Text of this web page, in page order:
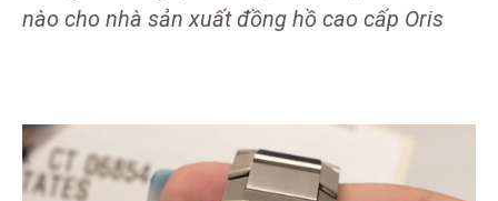
nào cho nhà sản xuất đồng hồ cao cấp Oris